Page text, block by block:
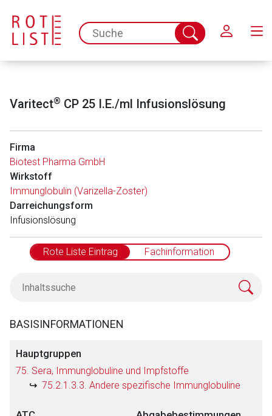
spc.search.input.placeholder
Suche
abschicken
Varitect® CP 25 I.E./ml Infusionslösung
Firma
Biotest Pharma GmbH
Wirkstoff
Immunglobulin (Varizella-Zoster)
Darreichungsform
Infusionslösung
Rote Liste Eintrag Fachinformation
BASISINFORMATIONEN
Hauptgruppen
75. Sera, Immunglobuline und Impfstoffe
75.2.1.3.3. Andere spezifische Immunglobuline